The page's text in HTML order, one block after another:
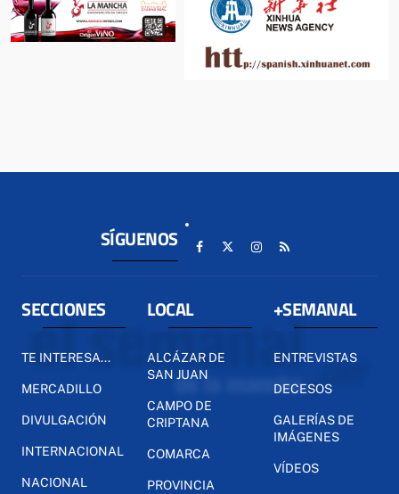
SÍGUENOS
SECCIONES
TE INTERESA...
MERCADILLO
DIVULGACIÓN
INTERNACIONAL
NACIONAL
LOCAL
ALCÁZAR DE
SAN JUAN
CAMPO DE
CRIPTANA
COMARCA
PROVINCIA
+SEMANAL
ENTREVISTAS
DECESOS
GALERÍAS DE
IMÁGENES
VÍDEOS